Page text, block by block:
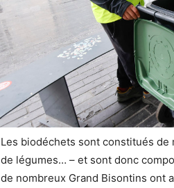
Les biodéchets sont constitués
de légumes… – et sont donc
de nombreux Grand Bisontins ont